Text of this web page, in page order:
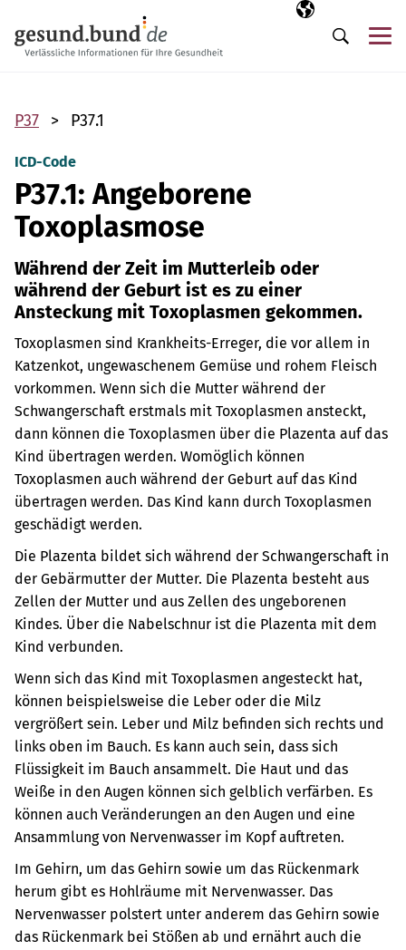
Ausgewählte
DE
Suche
P37 P37.1
ICD-Code
P37.1: Angeborene
Toxoplasmose
Während der Zeit im Mutterleib oder
während der Geburt ist es zu einer
Ansteckung mit Toxoplasmen gekommen.
Toxoplasmen sind Krankheits-Erreger, die vor allem in
Katzenkot, ungewaschenem Gemüse und rohem Fleisch
vorkommen. Wenn sich die Mutter während der
Schwangerschaft erstmals mit Toxoplasmen ansteckt,
dann können die Toxoplasmen über die Plazenta auf das
Kind übertragen werden. Womöglich können
Toxoplasmen auch während der Geburt auf das Kind
übertragen werden. Das Kind kann durch Toxoplasmen
geschädigt werden.
Die Plazenta bildet sich während der Schwangerschaft in
der Gebärmutter der Mutter. Die Plazenta besteht aus
Zellen der Mutter und aus Zellen des ungeborenen
Kindes. Über die Nabelschnur ist die Plazenta mit dem
Kind verbunden.
Wenn sich das Kind mit Toxoplasmen angesteckt hat,
können beispielsweise die Leber oder die Milz
vergrößert sein. Leber und Milz befinden sich rechts und
links oben im Bauch. Es kann auch sein, dass sich
Flüssigkeit im Bauch ansammelt. Die Haut und das
Weiße in den Augen können sich gelblich verfärben. Es
können auch Veränderungen an den Augen und eine
Ansammlung von Nervenwasser im Kopf auftreten.
Im Gehirn, um das Gehirn sowie um das Rückenmark
herum gibt es Hohlräume mit Nervenwasser. Das
Nervenwasser polstert unter anderem das Gehirn sowie
das Rückenmark bei Stößen ab und ernährt auch die